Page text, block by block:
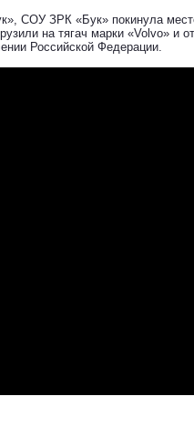
СОУ ЗРК «Бук» покинула
на тягач марки «Volvo» и
Российской Федерации.